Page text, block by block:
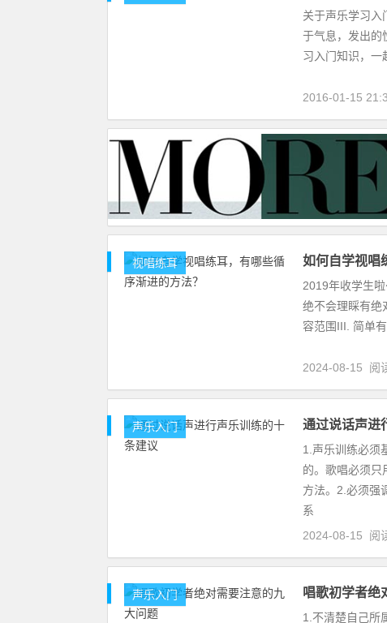
关于声乐学习
于气息，发出的
习入门知识
2016-01-15
视唱练耳 如何自学视唱
2019年收学生
绝不会理睬有绝
容范围III. 简单
2024-08-15 阅
声乐入门 通过说话声进
1.声乐训练必须
的。歌唱必须只
方法。2.必须强
系
2024-08-15
阅
声乐入门 唱歌初学者绝
1.不清楚自己所